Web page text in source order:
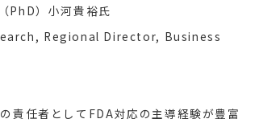
）小河貴裕氏
Regional Director, Business
責任者としてFDA対応の主導経験が豊富